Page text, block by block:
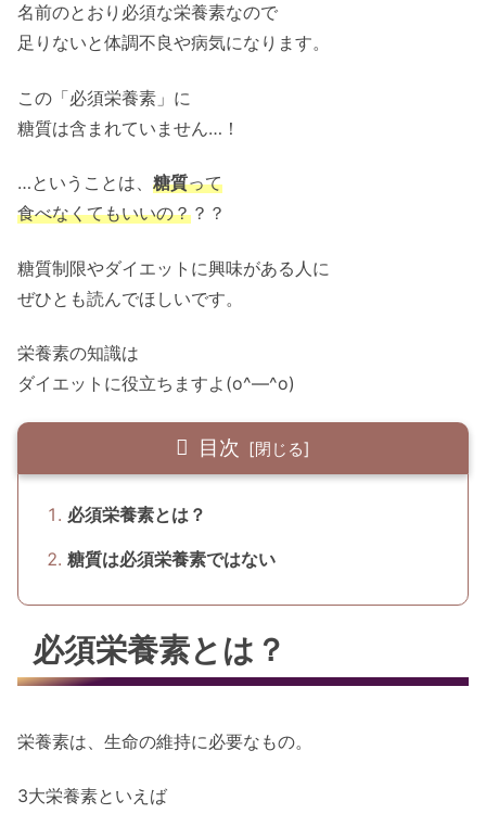
名前のとおり必須な栄養素なので
足りないと体調不良や病気になります。
この「必須栄養素」に
糖質は含まれていません…！
…ということは、 糖質って
食べなくてもいいの？ ？？
糖質制限やダイエットに興味がある人に
ぜひとも読んでほしいです。
栄養素の知識は
ダイエットに役立ちますよ(o^―^o)
目次
必須栄養素とは？
糖質は必須栄養素ではない
必須栄養素とは？
栄養素は、生命の維持に必要なもの。
3大栄養素といえば